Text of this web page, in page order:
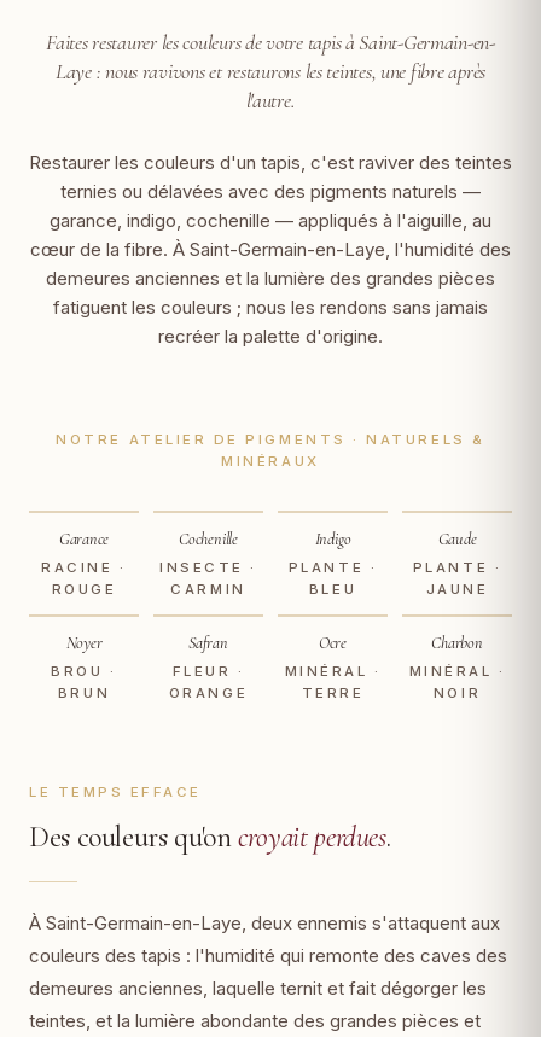
Faites restaurer les couleurs de votre tapis à Saint-Germain-en-
Laye :nous ravivons et restaurons les teintes, une fibre après
l'autre.
Restaurer les couleurs d'un tapis, c'est raviver des teintes
ternies ou délavées avec des pigments naturels —
garance, indigo, cochenille — appliqués à l'aiguille, au
cœur de la fibre. À Saint-Germain-en-Laye, l'humidité des
demeures anciennes et la lumière des grandes pièces
fatiguent les couleurs ; nous les rendons sans jamais
recréer la palette d'origine.
NOTRE ATELIER DE PIGMENTS · NATURELS &
MINÉRAUX
Garance
RACINE ·
ROUGE
Cochenille
INSECTE ·
CARMIN
Indigo
PLANTE ·
BLEU
Gaude
PLANTE ·
JAUNE
Noyer
BROU ·
BRUN
Safran
FLEUR ·
ORANGE
Ocre
MINÉRAL ·
TERRE
Charbon
MINÉRAL ·
NOIR
LE TEMPS EFFACE
Des couleurs qu'oncroyait perdues.
À Saint-Germain-en-Laye, deux ennemis s'attaquent aux
couleurs des tapis : l'humidité qui remonte des caves des
demeures anciennes, laquelle ternit et fait dégorger les
teintes, et la lumière abondante des grandes pièces et